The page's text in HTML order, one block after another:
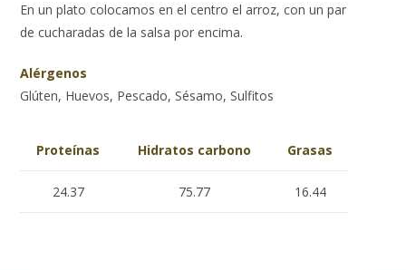
En un plato colocamos en el centro el arroz, con un par
de cucharadas de la salsa por encima.
Alérgenos
Glúten, Huevos, Pescado, Sésamo, Sulfitos
Proteínas Hidratos carbono Grasas
24.37 75.77 16.44